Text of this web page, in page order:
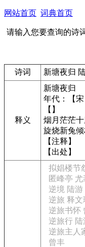
网站首页 词典首页
请输入您要查询的诗
诗词 新塘夜归
释义
新塘夜归
年代：【
【】
烟月茫茫十
旋烧新兔倾
【注释】
【出处】
拟娼楼节
匿峰亭 尤
逆境 陆游
逆旅 释文
逆旅书怀
逆旅行 陆
逆旅主人
曾丰